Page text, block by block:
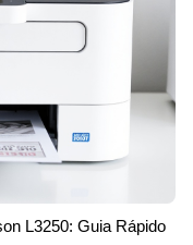
L3250: Guia Rápido